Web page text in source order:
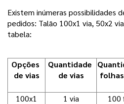
Existem inúmeras possibilidades
pedidos: Talão 100x1 via, 50x2
tabela:
Opções
de vias
Quantidade
de vias
100x1
1 via 100